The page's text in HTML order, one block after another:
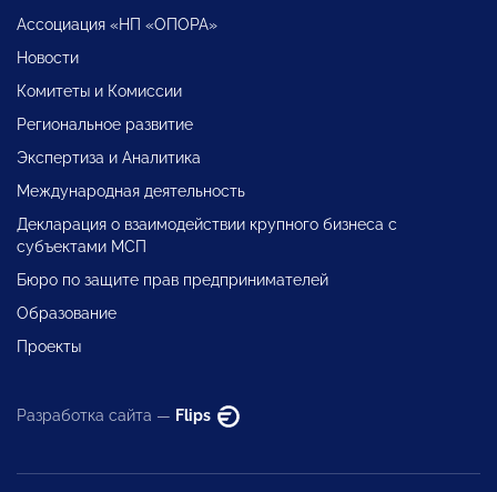
Ассоциация «НП «ОПОРА»
Новости
Комитеты и Комиссии
Региональное развитие
Экспертиза и Аналитика
Международная деятельность
Декларация о взаимодействии крупного бизнеса с
субъектами МСП
Бюро по защите прав предпринимателей
Образование
Проекты
Разработка сайта — Flips